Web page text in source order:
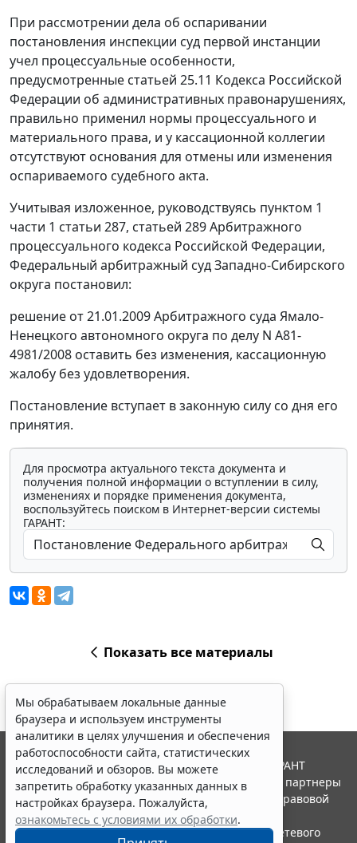
При рассмотрении дела об оспаривании
постановления инспекции суд первой инстанции
учел процессуальные особенности,
предусмотренные статьей 25.11 Кодекса Российской
Федерации об административных правонарушениях,
правильно применил нормы процессуального и
материального права, и у кассационной коллегии
отсутствуют основания для отмены или изменения
оспариваемого судебного акта.
Учитывая изложенное, руководствуясь пунктом 1
части 1 статьи 287, статьей 289Арбитражного
процессуального кодекса Российской Федерации,
Федеральный арбитражный суд Западно-Сибирского
округа постановил:
решение от 21.01.2009 Арбитражного суда Ямало-
Ненецкого автономного округа по делу N А81-
4981/2008 оставить без изменения, кассационную
жалобу без удовлетворения.
Постановление вступает в законную силу со дня его
принятия.
Для просмотра актуального текста документа и
получения полной информации о вступлении в силу,
изменениях и порядке применения документа,
воспользуйтесь поиском в Интернет-версии системы
ГАРАНТ:
Показать все материалы
Мы обрабатываем локальные данные
браузера и используем инструменты
аналитики в целях улучшения и обеспечения
работоспособности сайта, статистических
исследований и обзоров. Вы можете
запретить обработку указанных данных в
настройках браузера. Пожалуйста,
ознакомьтесь с условиями их обработки.
© ООО "НПП "ГАРАНТ-СЕРВИС", 2026. Система ГАРАНТ
выпускается с 1990 года. Компания "Гарант" и ее партнеры
являются участниками Российской ассоциации правовой
информации ГАРАНТ.
Портал ГАРАНТ.РУ зарегистрирован в качестве сетевого